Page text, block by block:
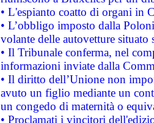
• L'espianto coatto di organi in
• L’obbligo imposto dalla
volante delle autovetture
• Il Tribunale conferma, nel
informazioni inviate dalla
• Il diritto dell’Unione non
avuto un figlio mediante un
un congedo di maternità o
• Proclamati i vincitori